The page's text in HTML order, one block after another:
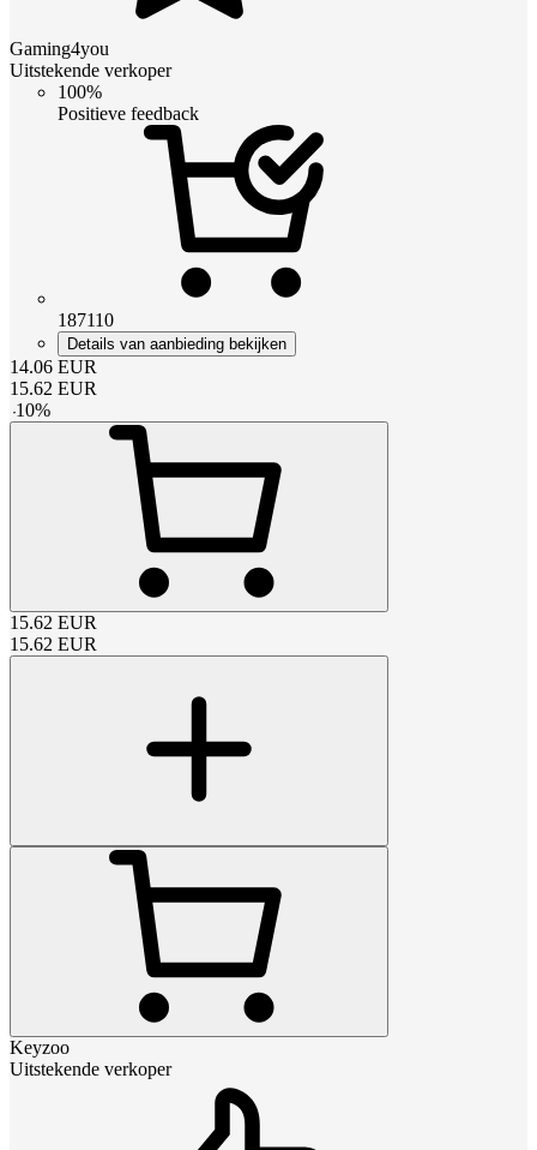
Gaming4you
Uitstekende verkoper
100%
Positieve feedback
187110
Details van aanbieding bekijken
14.06 EUR
15.62 EUR
-10%
15.62 EUR
15.62 EUR
Keyzoo
Uitstekende verkoper